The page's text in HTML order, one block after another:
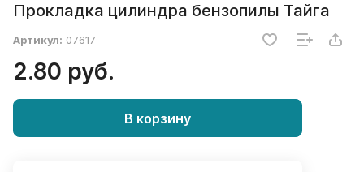
Прокладка цилиндра бензопилы Тайга
Артикул: 07617
2.80 руб.
В корзину